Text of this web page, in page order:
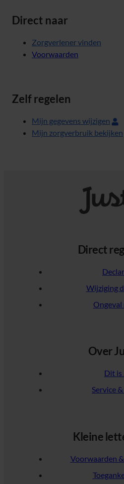
Direct naar
Zorgverlener vinden
Voorwaarden
Zelf regelen
Mijn gegevens wijzigen
Mijn zorgverbruik bekijken
Direct
Wijziging
Ongeval
Over
Dit is
Service
Kleine
Voorwaarden